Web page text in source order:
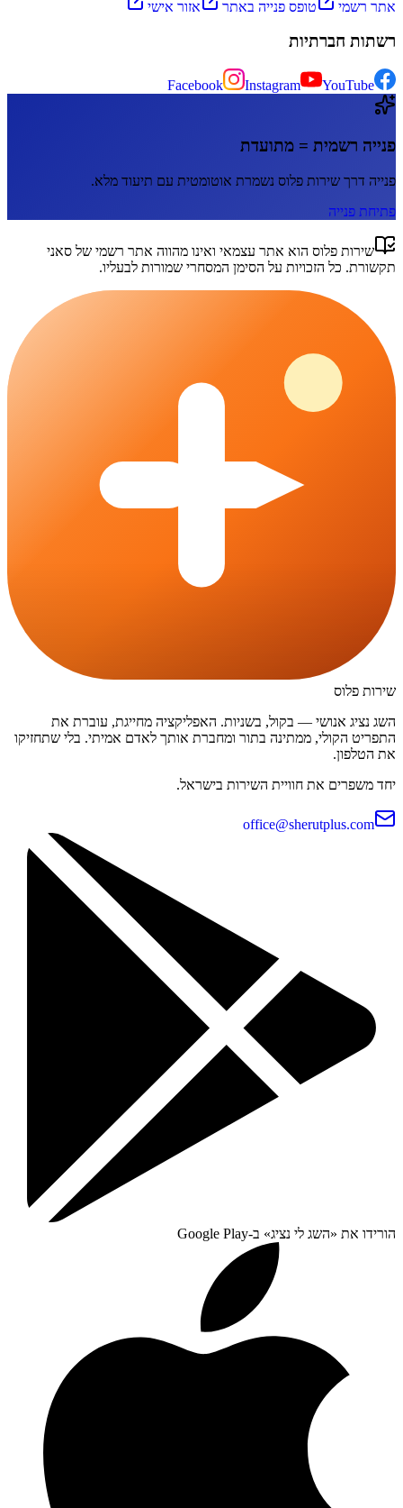
אתר רשמי טופס פנייה באתר אזור אישי
רשתות חברתיות
Facebook Instagram YouTube
פנייה רשמית = מתועדת
פנייה דרך שירות פלוס נשמרת אוטומטית עם תיעוד מלא.
פתיחת פנייה
שירות פלוס הוא אתר עצמאי ואינו מהווה אתר רשמי של סאני
תקשורת. כל הזכויות על הסימן המסחרי שמורות לבעליו.
שירות פלוס
השג נציג אנושי — בקול, בשניות. האפליקציה מחייגת, עוברת את
התפריט הקולי, ממתינה בתור ומחברת אותך לאדם אמיתי. בלי שתחזיקו
את הטלפון.
יחד משפרים את חוויית השירות בישראל.
office@sherutplus.com
הורידו את «השג לי נציג» ב-Google Play